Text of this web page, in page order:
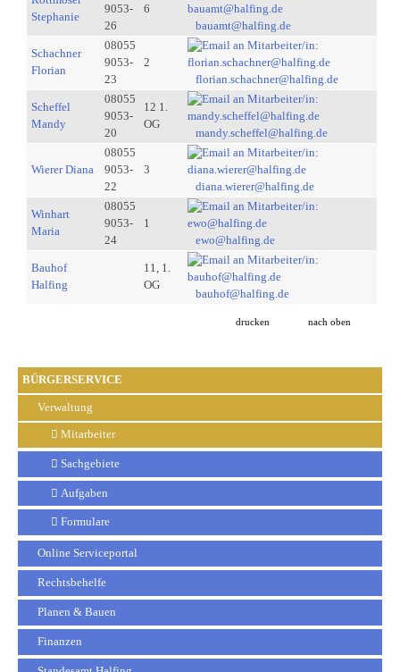
BÜRGERSERVICE
Verwaltung
Mitarbeiter
Sachgebiete
Aufgaben
Formulare
Online Serviceportal
Rechtsbehelfe
Planen & Bauen
Finanzen
Stephanie
9053-
26
6
bauamt@halfing.de
Schachner
Florian
08055
9053-
23
2
florian.schachner@halfing.de
Scheffel
Mandy
08055
9053-
20
12 1.
OG
mandy.scheffel@halfing.de
Wierer Diana
08055
9053-
22
3
diana.wierer@halfing.de
Winhart
Maria
08055
9053-
24
1
ewo@halfing.de
Bauhof
Halfing
11, 1.
OG
bauhof@halfing.de
drucken nach oben